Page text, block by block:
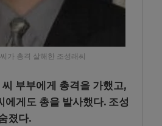
가 총격 살해한 조성래씨
부부에게 총격을 가했고,
에게도 총을 발사했다. 조성
졌다.